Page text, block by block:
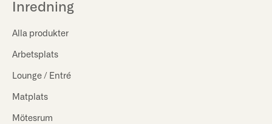
Inredning
Alla produkter
Arbetsplats
Lounge / Entré
Matplats
Mötesrum